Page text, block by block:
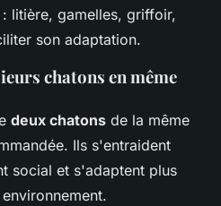
: litière, gamelles, griffoir,
son adaptation.
chatons en même
deux chatons de la même
Ils s'entraident
social et s'adaptent plus